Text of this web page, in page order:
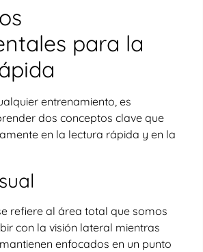
para la
entrenamiento, es
dos conceptos clave que
en la lectura rápida y en la
refiere al área total que somos
con la visión lateral mientras
enfocados en un punto